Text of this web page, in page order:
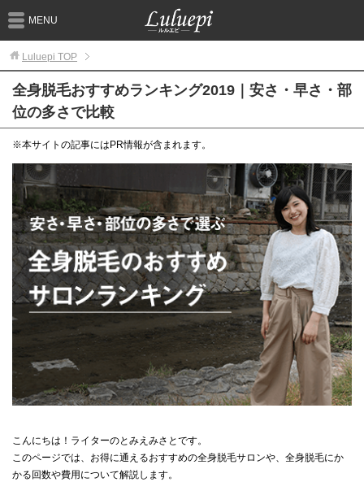
MENU
Luluepi TOP
全身脱毛おすすめランキング2019｜安さ・早さ・部
位の多さで比較
※本サイトの記事にはPR情報が含まれます。
こんにちは！ライターのとみえみさとです。
このページでは、お得に通えるおすすめの全身脱毛サロンや、全身脱毛にか
かる回数や費用について解説します。